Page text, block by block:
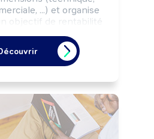
...) et organise
objectif de rentabilité
pouvoirs publics.